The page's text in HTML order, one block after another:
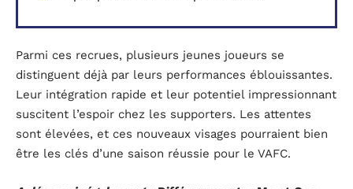
Parmi ces recrues, plusieurs jeunes joueurs se
distinguent déjà par leurs performances éblouissantes.
Leur intégration rapide et leur potentiel impressionnant
suscitent l’espoir chez les supporters. Les attentes
sont élevées, et ces nouveaux visages pourraient bien
être les clés d’une saison réussie pour le VAFC.